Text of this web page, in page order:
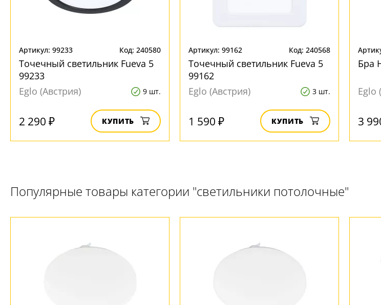
Артикул: 99233 Код: 240580
Точечный светильник Fueva 5
99233
Eglo (Австрия)
9 шт.
2 290 ₽ КУПИТЬ
Артикул: 99162 Код: 240568
Точечный светильник Fueva 5
99162
Eglo (Австрия)
3 шт.
1 590 ₽ КУПИТЬ
Бра
Eglo
3
Популярные товары категории "светильники потолочные"